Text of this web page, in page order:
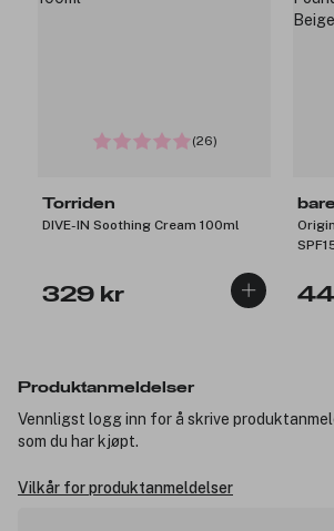
(26)
Torriden
DIVE-IN Soothing Cream 100ml
329 kr
Produktanmeldelser
Vennligst logg inn for å skrive
som du har kjøpt.
Vilkår for produktanmeldelser